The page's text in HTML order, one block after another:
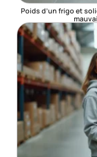
Poids d’un frigo et